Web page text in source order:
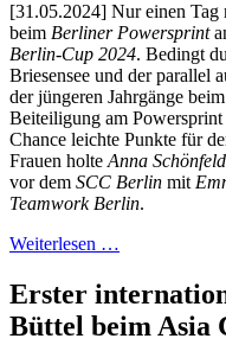
[31.05.2024] Nur einen Tag
beim Berliner Powersprint
Berlin-Cup 2024. Bedingt
Briesensee und der parallel
der jüngeren Jahrgänge
Beiteiligung am
Chance leichte Punkte für
Frauen holteAnna Schönfeld
vor dem SCC Berlin mit
Teamwork Berlin.
Weiterlesen …
Erster
Büttel beim Asia